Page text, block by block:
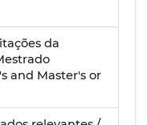
da
and Master's or